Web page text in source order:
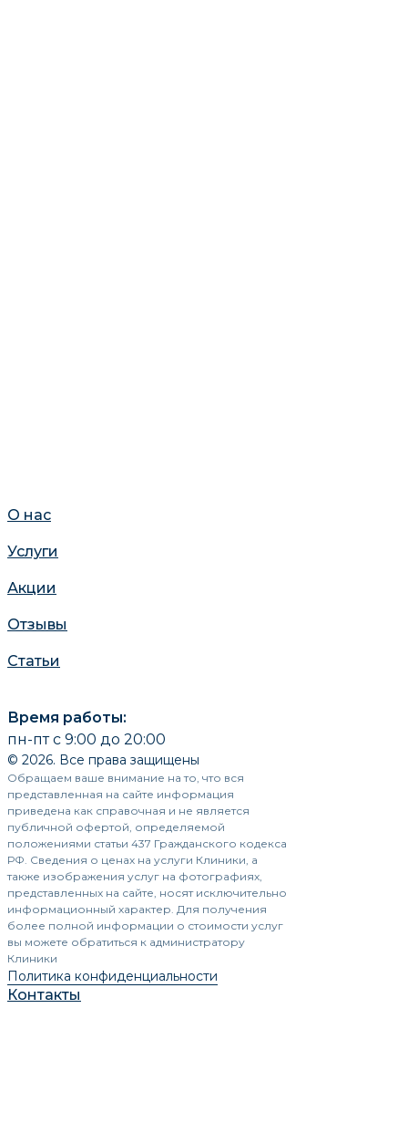
О нас
Услуги
Акции
Отзывы
Статьи
Время работы:
пн-пт с 9:00 до 20:00
© 2026. Все права защищены
Обращаем ваше внимание на то, что вся
представленная на сайте информация
приведена как справочная и не является
публичной офертой, определяемой
положениями статьи 437 Гражданского кодекса
РФ. Сведения о ценах на услуги Клиники, а
также изображения услуг на фотографиях,
представленных на сайте, носят исключительно
информационный характер. Для получения
более полной информации о стоимости услуг
вы можете обратиться к администратору
Клиники
Политика конфиденциальности
Контакты